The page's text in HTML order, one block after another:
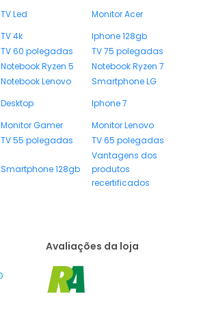
TV Led
Monitor Acer
TV 4k
Iphone 128gb
TV 60 polegadas
TV 75 polegadas
Notebook Ryzen 5
Notebook Ryzen 7
Notebook Lenovo
Smartphone LG
Desktop
Iphone 7
Monitor Gamer
Monitor Lenovo
TV 55 polegadas TV 65 polegadas
Smartphone 128gb
Vantagens dos
produtos
recertificados
Avaliações da loja